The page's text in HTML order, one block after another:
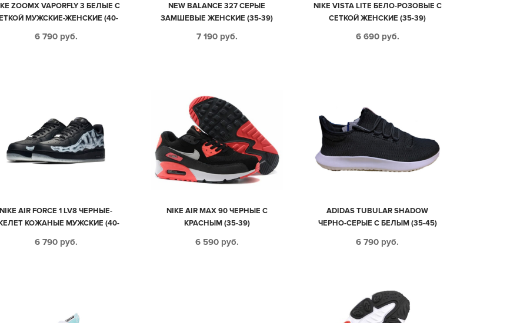
ZOOMX VAPORFLY 3 БЕЛЫЕ С
МУЖСКИЕ-ЖЕНСКИЕ (40-
6 790 руб.
NEW BALANCE 327 СЕРЫЕ
ЗАМШЕВЫЕ ЖЕНСКИЕ (35-39)
7 190 руб.
NIKE VISTA LITE БЕЛО-РОЗОВЫЕ С
СЕТКОЙ ЖЕНСКИЕ (35-39)
6 690 руб.
NIKE AIR FORCE 1 LV8 ЧЕРНЫЕ-
КОЖАНЫЕ МУЖСКИЕ (40-
6 790 руб.
NIKE AIR MAX 90 ЧЕРНЫЕ С
КРАСНЫМ (35-39)
6 590 руб.
ADIDAS TUBULAR SHADOW
ЧЕРНО-СЕРЫЕ С БЕЛЫМ (35-45)
6 790 руб.